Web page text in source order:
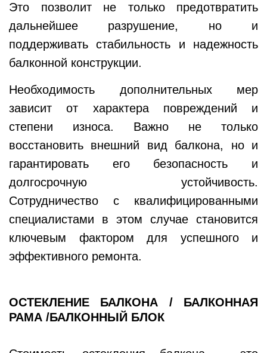
Это позволит не только предотвратить
дальнейшее разрушение, но и
поддерживать стабильность и надежность
балконной конструкции.
Необходимость дополнительных мер
зависит от характера повреждений и
степени износа. Важно не только
восстановить внешний вид балкона, но и
гарантировать его безопасность и
долгосрочную устойчивость.
Сотрудничество с квалифицированными
специалистами в этом случае становится
ключевым фактором для успешного и
эффективного ремонта.
ОСТЕКЛЕНИЕ БАЛКОНА / БАЛКОННАЯ
РАМА /БАЛКОННЫЙ БЛОК